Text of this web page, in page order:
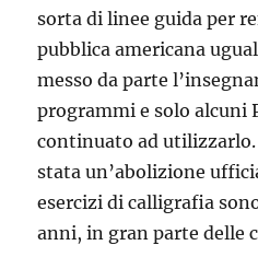
sorta di linee guida per
pubblica americana
messo da parte
programmi e solo alcuni
continuato ad
stata un’abolizione
esercizi di calligrafia
anni, in gran parte delle